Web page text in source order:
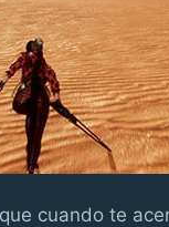
cuando te